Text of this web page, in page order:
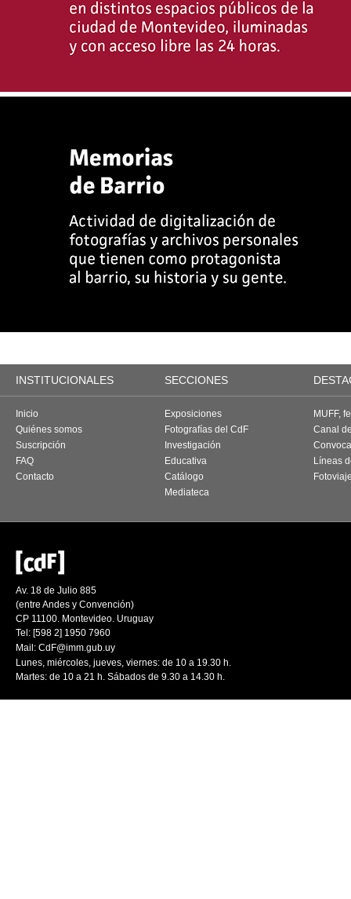
INSTITUCIONALES SECCIONES
Inicio
Quiénes somos
Suscripción
FAQ
Contacto
Exposiciones
Fotografías del CdF
Investigación
Educativa
Catálogo
Mediateca
MUFF,
Canal
Líneas
Av. 18 de Julio 885
(entre Andes y Convención)
CP 11100. Montevideo. Uruguay
Tel: [598 2] 1950 7960
Mail: CdF@imm.gub.uy
Lunes, miércoles, jueves, viernes: de 10 a 19.30 h.
Martes: de 10 a 21 h. Sábados de 9.30 a 14.30 h.